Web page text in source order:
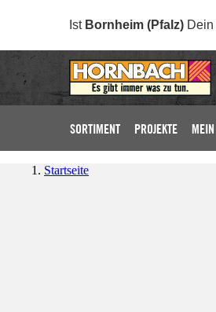
Ist Bornheim (Pfalz)
SORTIMENT PROJEKTE
Startseite